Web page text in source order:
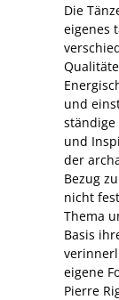
Die
eigenes
und
ständige
und
der
Bezug
nicht
Thema
Basis
eigene
Pierre